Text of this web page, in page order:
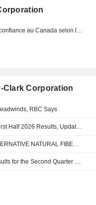
Kleenex(R), une des marques les plus dignes de confiance au Canada selon l'Indice de confiance Gustavson envers les marques de 2020
Clark Corporation
RBC Says
Kimberly-Clark Announces Second Quarter and First Half 2026 Results, Updates 2026 Outlook; Makes significant strides in strategic transformation while sustaining strong business momentum
KIMBERLY-CLARK UNVEILS PROPRIETARY ALTERNATIVE NATURAL FIBER INNOVATION PROGRAM TO ADVANCE ITS 'BETTER CARE FOR A BETTER WORLD' COMMITMENT
Kimberly-Clark Corporation Reports Earnings Results for the Second Quarter and Six Months Ended June 30, 2026